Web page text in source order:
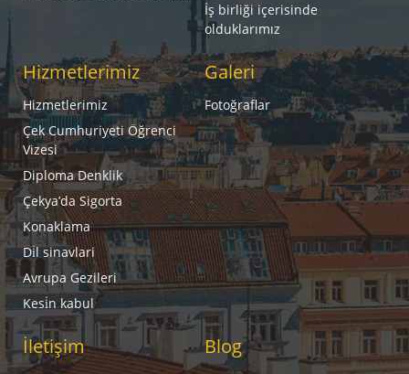
İş birliği içerisinde
olduklarımız
Hizmetlerimiz
Hizmetlerimiz
Çek Cumhuriyeti Öğrenci
Vizesi
Diploma Denklik
Çekya’da Sigorta
Konaklama
Di̇l sinavlari
Avrupa Gezileri
Kesi̇n kabul
Galeri
Fotoğraflar
İletişim Blog